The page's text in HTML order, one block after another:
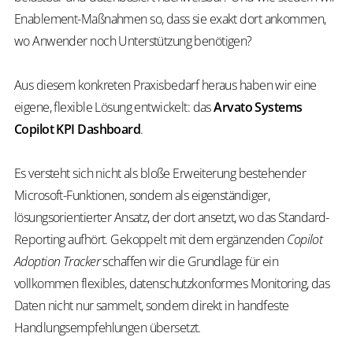
Enablement-Maßnahmen so, dass sie exakt dort ankommen,
wo Anwender noch Unterstützung benötigen?
Aus diesem konkreten Praxisbedarf heraus haben wir eine
eigene, flexible Lösung entwickelt: dasArvato Systems
Copilot KPI Dashboard.
Es versteht sich nicht als bloße Erweiterung bestehender
Microsoft-Funktionen, sondern als eigenständiger,
lösungsorientierter Ansatz, der dort ansetzt, wo das Standard-
Reporting aufhört. Gekoppelt mit dem ergänzendenCopilot
Adoption Trackerschaffen wir die Grundlage für ein
vollkommen flexibles, datenschutzkonformes Monitoring, das
Daten nicht nur sammelt, sondern direkt in handfeste
Handlungsempfehlungen übersetzt.